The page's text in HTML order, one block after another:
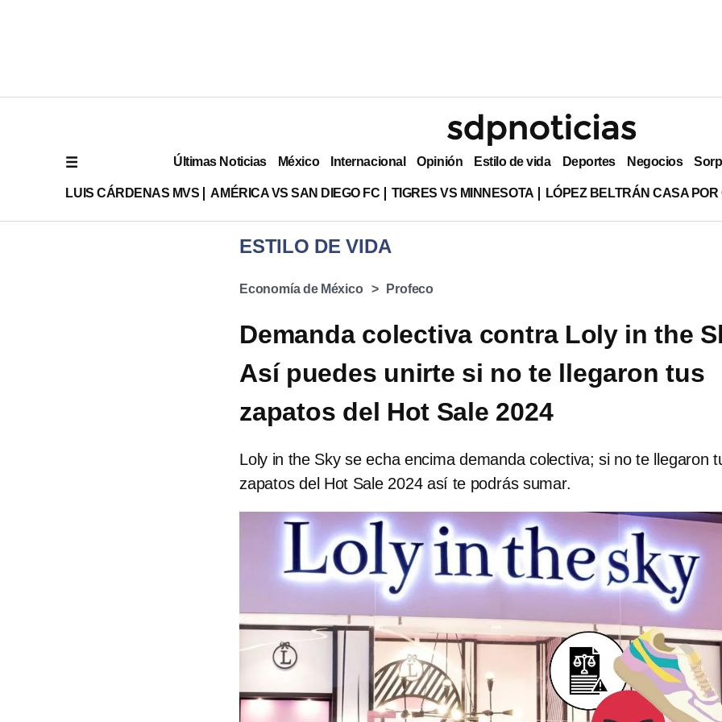
Últimas Noticias México Internacional Opinión Estilo de vida Deportes Negocios
LUIS CÁRDENAS MVS AMÉRICA VS SAN DIEGO FC TIGRES VS MINNESOTA LÓPEZ BELTRÁN CASA
ESTILO DE VIDA
Economía de México Profeco
Demanda colectiva contra Loly in the
Así puedes unirte si no te llegaron tus
zapatos del Hot Sale 2024
Loly in the Sky se echa encima demanda colectiva; si no te llegaron
zapatos del Hot Sale 2024 así te podrás sumar.